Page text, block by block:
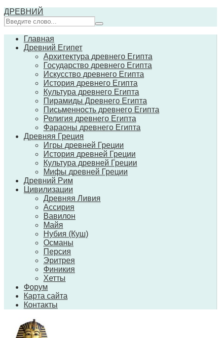
ДРЕВНИЙ
Главная
Древний Египет
Архитектура древнего Египта
Государство древнего Египта
Искусство древнего Египта
История древнего Египта
Культура древнего Египта
Пирамиды Древнего Египта
Письменность древнего Египта
Религия древнего Египта
Фараоны древнего Египта
Древняя Греция
Игры древней Греции
История древней Греции
Культура древней Греции
Мифы древней Греции
Древний Рим
Цивилизации
Древняя Ливия
Ассирия
Вавилон
Майя
Нубия (Куш)
Османы
Персия
Эритрея
Финикия
Хетты
Форум
Карта сайта
Контакты